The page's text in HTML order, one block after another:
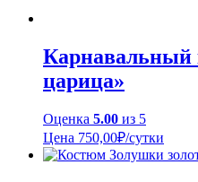
Карнавальный
царица»
Оценка 5.00 из 5
Цена 750,00₽/сутки